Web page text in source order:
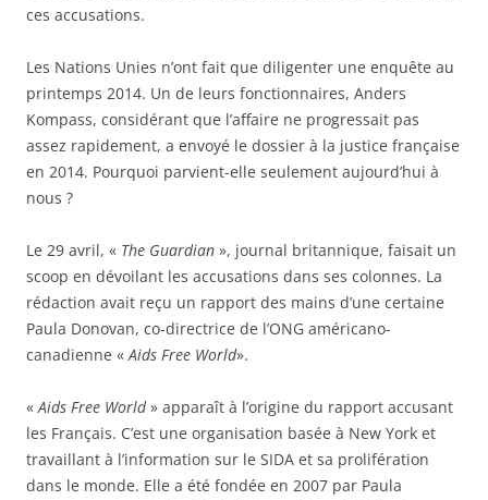
ces accusations.
Les Nations Unies n’ont fait que diligenter une enquête au
printemps 2014. Un de leurs fonctionnaires, Anders
Kompass, considérant que l’affaire ne progressait pas
assez rapidement, a envoyé le dossier à la justice française
en 2014. Pourquoi parvient-elle seulement aujourd’hui à
nous ?
Le 29 avril, « The Guardian », journal britannique, faisait un
scoop en dévoilant les accusations dans ses colonnes. La
rédaction avait reçu un rapport des mains d’une certaine
Paula Donovan, co-directrice de l’ONG américano-
canadienne «Aids Free World».
«Aids Free World» apparaît à l’origine du rapport accusant
les Français. C’est une organisation basée à New York et
travaillant à l’information sur le SIDA et sa prolifération
dans le monde. Elle a été fondée en 2007 par Paula